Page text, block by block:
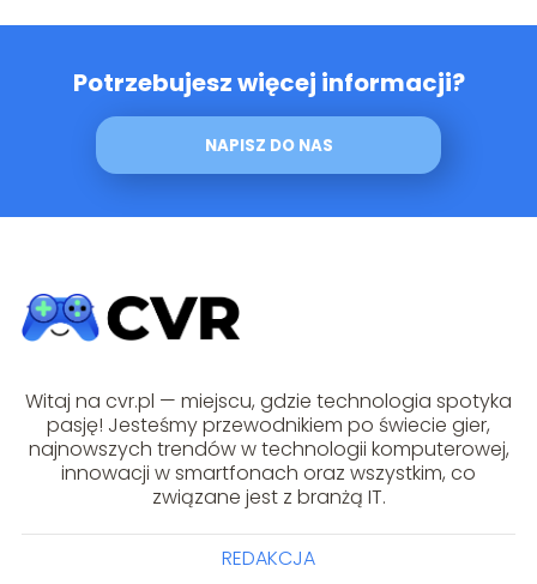
Potrzebujesz więcej informacji?
NAPISZ DO NAS
Witaj na cvr.pl — miejscu, gdzie technologia spotyka
pasję! Jesteśmy przewodnikiem po świecie gier,
najnowszych trendów w technologii komputerowej,
innowacji w smartfonach oraz wszystkim, co
związane jest z branżą IT.
REDAKCJA